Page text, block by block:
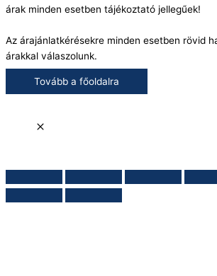
árak minden esetben tájékoztató jellegűek!
Az árajánlatkérésekre minden esetben rövid
árakkal válaszolunk.
Tovább a főoldalra